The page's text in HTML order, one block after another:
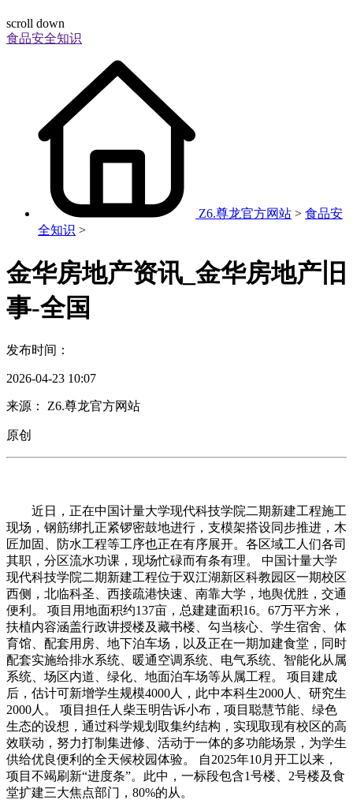
scroll down
食品安全知识
Z6.尊龙官方网站 > 食品安
全知识 >
金华房地产资讯_金华房地产旧
事-全国
发布时间：
2026-04-23 10:07
来源： Z6.尊龙官方网站
原创
近日，正在中国计量大学现代科技学院二期新建工程施工
现场，钢筋绑扎正紧锣密鼓地进行，支模架搭设同步推进，木
匠加固、防水工程等工序也正在有序展开。各区域工人们各司
其职，分区流水功课，现场忙碌而有条有理。 中国计量大学
现代科技学院二期新建工程位于双江湖新区科教园区一期校区
西侧，北临科圣、西接疏港快速、南靠大学，地舆优胜，交通
便利。 项目用地面积约137亩，总建建面积16。67万平方米，
扶植内容涵盖行政讲授楼及藏书楼、勾当核心、学生宿舍、体
育馆、配套用房、地下泊车场，以及正在一期加建食堂，同时
配套实施给排水系统、暖通空调系统、电气系统、智能化从属
系统、场区内道、绿化、地面泊车场等从属工程。 项目建成
后，估计可新增学生规模4000人，此中本科生2000人、研究生
2000人。 项目担任人柴玉明告诉小布，项目聪慧节能、绿色
生态的设想，通过科学规划取集约结构，实现取现有校区的高
效联动，努力打制集进修、活动于一体的多功能场景，为学生
供给优良便利的全天候校园体验。 自2025年10月开工以来，
项目不竭刷新“进度条”。此中，一标段包含1号楼、2号楼及食
堂扩建三大焦点部门，80%的从。